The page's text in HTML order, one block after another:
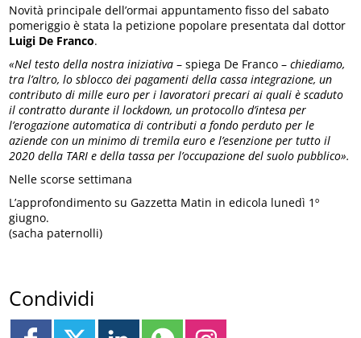
Novità principale dell’ormai appuntamento fisso del sabato
pomeriggio è stata la petizione popolare presentata dal dottor
Luigi De Franco.
«Nel testo della nostra iniziativa – spiega De Franco –chiediamo,
tra l’altro, lo sblocco dei pagamenti della cassa integrazione, un
contributo di mille euro per i lavoratori precari ai quali è scaduto
il contratto durante il lockdown, un protocollo d’intesa per
l’erogazione automatica di contributi a fondo perduto per le
aziende con un minimo di tremila euro e l’esenzione per tutto il
2020 della TARI e della tassa per l’occupazione del suolo pubblico».
Nelle scorse settimana
L’approfondimento su Gazzetta Matin in edicola lunedì 1º
giugno.
(sacha paternolli)
Condividi